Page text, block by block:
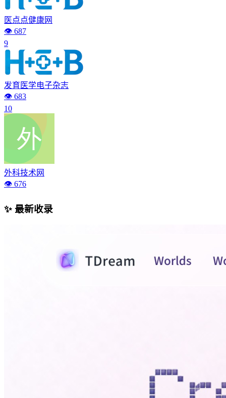
医点点健康网
👁️ 687
9
发育医学电子杂志
👁️ 683
10
外科技术网
👁️ 676
✨ 最新收录